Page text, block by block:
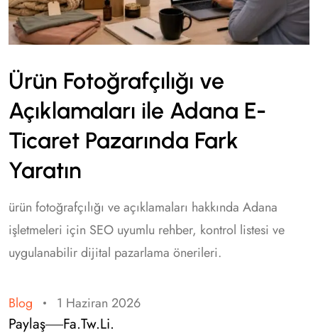
Ürün Fotoğrafçılığı ve
Açıklamaları ile Adana E-
Ticaret Pazarında Fark
Yaratın
ürün fotoğrafçılığı ve açıklamaları hakkında Adana
işletmeleri için SEO uyumlu rehber, kontrol listesi ve
uygulanabilir dijital pazarlama önerileri.
Blog 1 Haziran 2026
Paylaş Fa.Tw.Li.